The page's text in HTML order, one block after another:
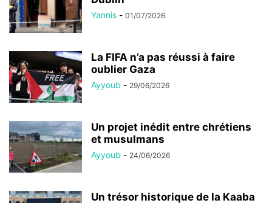
Yannis - 01/07/2026
La FIFA n’a pas réussi à faire
oublier Gaza
Ayyoub - 29/06/2026
Un projet inédit entre chrétiens
et musulmans
Ayyoub - 24/06/2026
Un trésor historique de la Kaaba